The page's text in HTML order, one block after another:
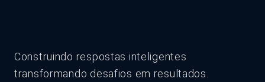
Construindo respostas inteligentes
transformando desafios em resultados.